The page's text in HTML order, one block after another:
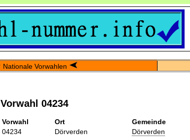
Nationale Vorwahlen
Vorwahl 04234
Vorwahl Ort
Gemeinde
04234
Dörverden Dörverden